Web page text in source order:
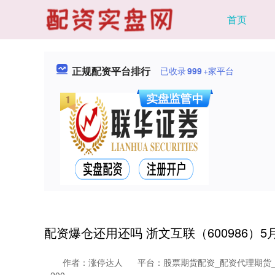
首页
正规配资平台排行 已收录999+家平台
配资爆仓还用还吗 浙文互联（600986）5
作者：涨停达人
平台：股票期货配资_配资代理期货